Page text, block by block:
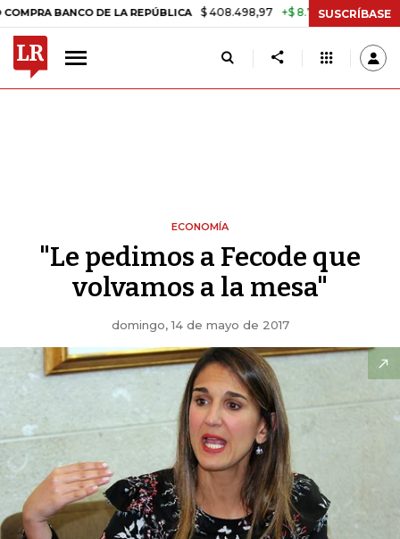
BANCO DE LA REPÚBLICA $ 408.498,97 +$ 8.753,81 +2,19% TASA
SUSCRÍBASE
ECONOMÍA
"Le pedimos a Fecode que
volvamos a la mesa"
domingo, 14 de mayo de 2017